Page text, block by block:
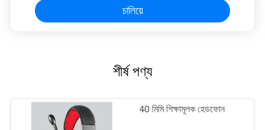
চালিয়ে
শীর্ষ পণ্য
40 মিমি শিক্ষামূলক হেডফোন